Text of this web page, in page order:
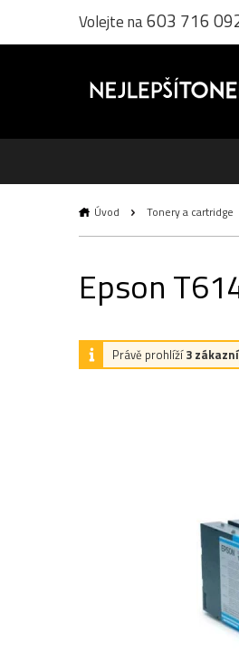
Volejte na603 716
Úvod Tonery a cartridge
Epson
Právě prohlíží3